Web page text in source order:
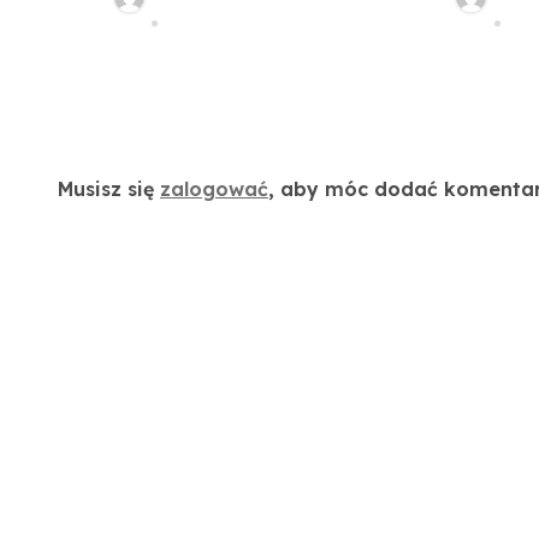
Musisz się zalogować, aby móc dodać